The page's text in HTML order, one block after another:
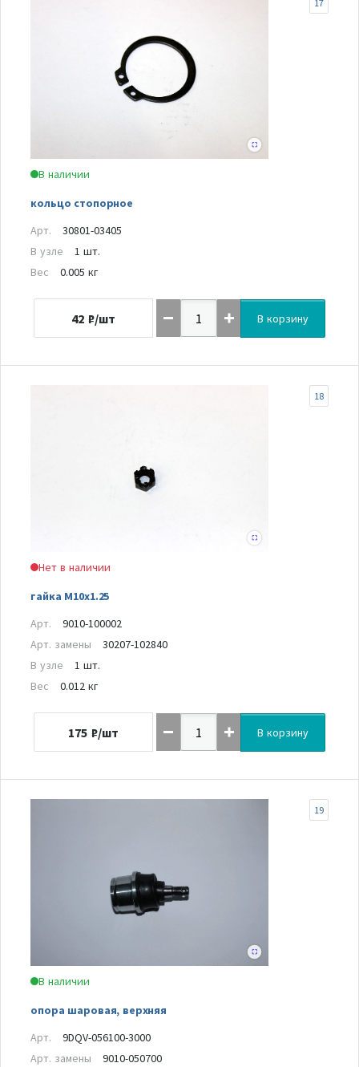
В наличии
кольцо стопорное
17
Арт.
30801-03405
В узле
1 шт.
Вес
0.005 кг
42 ₽/шт В корзину
Нет в наличии
гайка M10x1.25
18
Арт.
9010-100002
Арт. замены
30207-102840
В узле
1 шт.
Вес
0.012 кг
175 ₽/шт В корзину
В наличии
опора шаровая, верхняя
19
Арт.
9DQV-056100-3000
Арт. замены
9010-050700